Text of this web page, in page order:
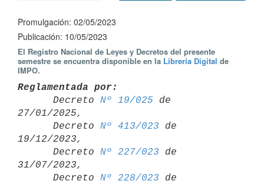
Promulgación: 02/05/2023
Publicación: 10/05/2023
El Registro Nacional de Leyes y Decretos del presente
semestre se encuentra disponible en la Librería Digital de
IMPO.
Reglamentada por:
Decreto Nº 19/025 de
27/01/2025,
      Decreto
Nº 413/023 de
19/12/2023,
      Decreto
Nº 227/023 de
31/07/2023,
      Decreto
Nº 228/023 de